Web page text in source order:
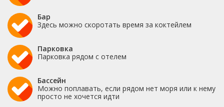
Бар
Здесь можно скоротать время за коктейлем
Парковка
Парковка рядом с отелем
Бассейн
Можно поплавать, если рядом нет моря или к нему
просто не хочется идти